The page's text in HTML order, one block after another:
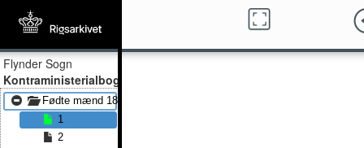
Flynder Sogn
Kontraministerialbog
Fødte mænd 1885 - Fødte mænd 1891
1
2